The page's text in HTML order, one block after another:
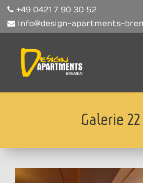
+49 0421 7 90 30 52
info@design-apartments-
Galerie 22